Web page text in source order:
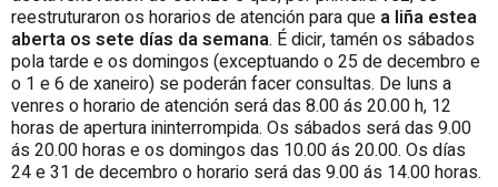
reestruturaron os horarios de atención para que a liña estea
aberta os sete días da semana. É dicir, tamén os sábados
pola tarde e os domingos (exceptuando o 25 de decembro e
o 1 e 6 de xaneiro) se poderán facer consultas. De luns a
venres o horario de atención será das 8.00 ás 20.00 h, 12
horas de apertura ininterrompida. Os sábados será das 9.00
ás 20.00 horas e os domingos das 10.00 ás 20.00. Os días
24 e 31 de decembro o horario será das 9.00 ás 14.00 horas.